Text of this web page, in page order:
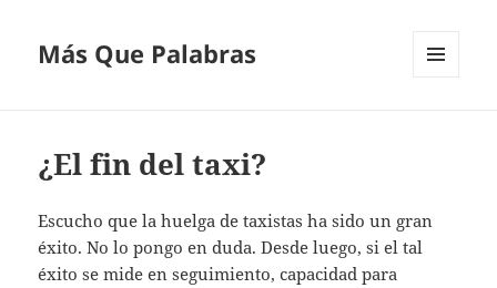
Más Que Palabras
¿El fin del taxi?
Escucho que la huelga de taxistas ha sido un gran
éxito. No lo pongo en duda. Desde luego, si el tal
éxito se mide en seguimiento, capacidad para